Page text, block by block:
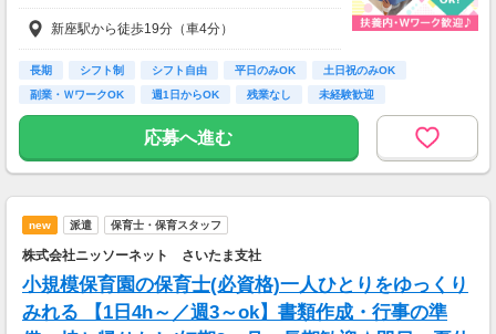
※車・バイク通勤に関して施設により異なる場
合あり（応相談）
※深夜割増賃金含む
・交通費規定内支給（バイク通勤・車通勤OK）
・試用期間なし
・雇用期間の定めあり（原則6ヶ月、4月・10月
※個人評価、会社の経営状況により判断
※更新上限：年数及び回数に上限無し
・昇給あり（年2回 個人の評価による）
＜月8日出勤の場合＞
日給17243円×週2日=月収137944円
新座駅から徒歩19分（車4分）
長期 シフト制 シフト自由 平日のみOK
土日祝のみOK
副業・ＷワークOK
週1日からOK 残業なし 未経験歓迎
応募へ進む
new 派遣 保育士・保育スタッフ
株式会社ニッソーネット さいたま支社
小規模保育園の保育士(必資格)一人ひとりをゆっくり
みれる 【1日4h～／週3～ok】書類作成・行事の準